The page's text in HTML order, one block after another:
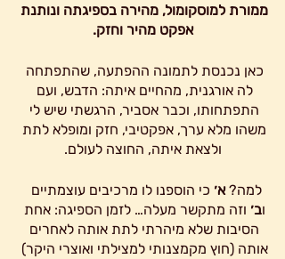
ממורת למוסקומול, מהירה בספיגתה ונותנת
אפקט מהיר וחזק.
כאן נכנסת לתמונה ההפתעה, שהתפתחה
לה אורגנית, מהחיים איתה: הדבש, ועם
התפתחותו, וכבר אסביר, הרגשתי שיש לי
משהו מלא ערך, אפקטיבי, חזק ומופלא לתת
ולצאת איתה, החוצה לעולם.
למה? א׳ כי הוספנו לו מרכיבים עוצמתיים
וב׳ וזה מתקשר מעלה… לזמן הספיגה: אחת
הסיבות שלא מיהרתי לתת אותה לאחרים
אותה (חוץ מקמצנותי למצילתי ואוצרי היקר)